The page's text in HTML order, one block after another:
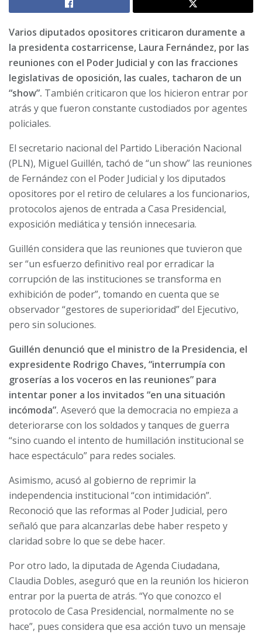
Varios diputados opositores criticaron duramente a
la presidenta costarricense, Laura Fernández, por las
reuniones con el Poder Judicial y con las fracciones
legislativas de oposición, las cuales, tacharon de un
“show”. También criticaron que los hicieron entrar por
atrás y que fueron constante custodiados por agentes
policiales.
El secretario nacional del Partido Liberación Nacional
(PLN), Miguel Guillén, tachó de “un show” las reuniones
de Fernández con el Poder Judicial y los diputados
opositores por el retiro de celulares a los funcionarios,
protocolos ajenos de entrada a Casa Presidencial,
exposición mediática y tensión innecesaria.
Guillén considera que las reuniones que tuvieron que
ser “un esfuerzo definitivo real por erradicar la
corrupción de las instituciones se transforma en
exhibición de poder”, tomando en cuenta que se
observador “gestores de superioridad” del Ejecutivo,
pero sin soluciones.
Guillén denunció que el ministro de la Presidencia, el
expresidente Rodrigo Chaves, “interrumpía con
groserías a los voceros en las reuniones” para
intentar poner a los invitados “en una situación
incómoda”. Aseveró que la democracia no empieza a
deteriorarse con los soldados y tanques de guerra
“sino cuando el intento de humillación institucional se
hace espectáculo” para redes sociales.
Asimismo, acusó al gobierno de reprimir la
independencia institucional “con intimidación”.
Reconoció que las reformas al Poder Judicial, pero
señaló que para alcanzarlas debe haber respeto y
claridad sobre lo que se debe hacer.
Por otro lado, la diputada de Agenda Ciudadana,
Claudia Dobles, aseguró que en la reunión los hicieron
entrar por la puerta de atrás. “Yo que conozco el
protocolo de Casa Presidencial, normalmente no se
hace”, pues considera que esa acción tuvo un mensaje